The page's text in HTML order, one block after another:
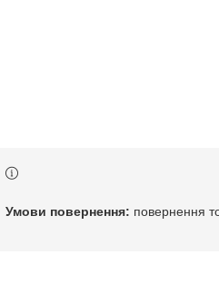
повернення